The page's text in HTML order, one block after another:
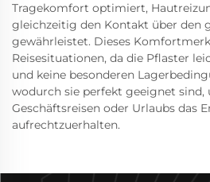
Tragekomfort optimiert,
gleichzeitig den Kontakt über den
gewährleistet. Dieses
Reisesituationen, da die Pflaster
und keine besonderen
wodurch sie perfekt geeignet sind,
Geschäftsreisen oder Urlaubs das
aufrechtzuerhalten.